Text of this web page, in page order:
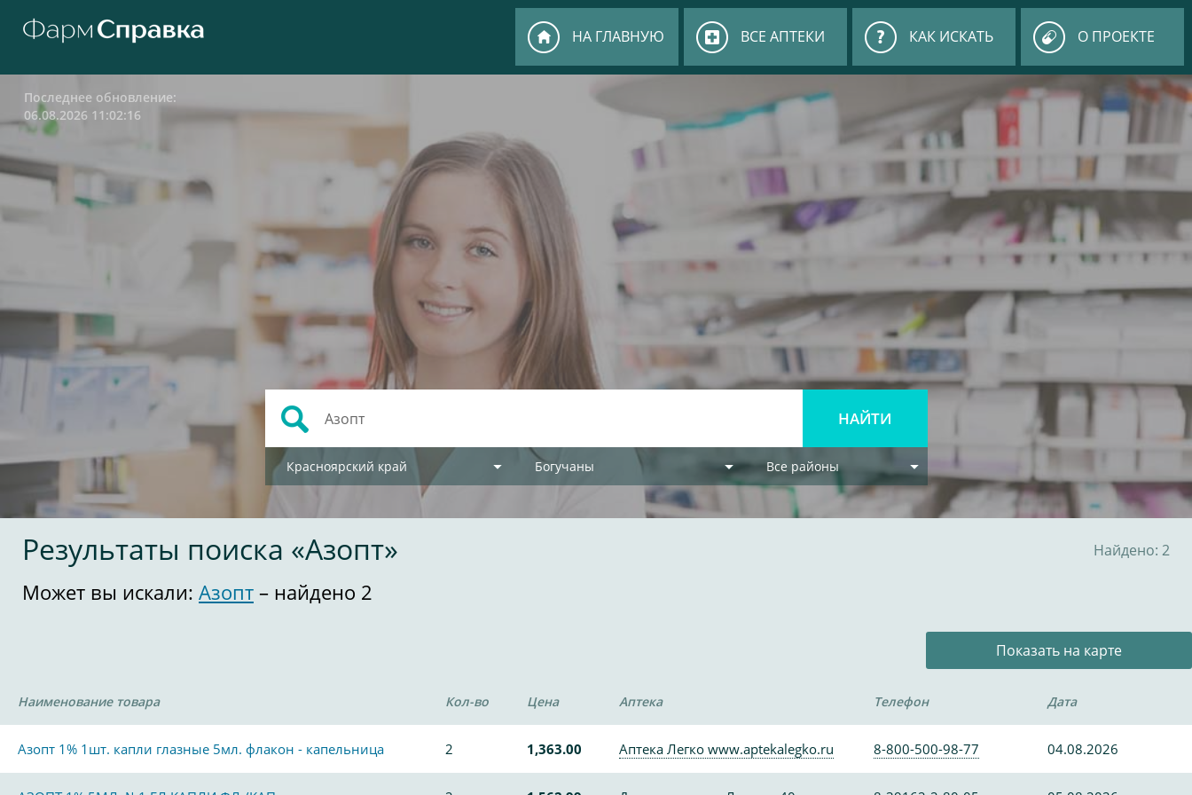
НА ГЛАВНУЮ ВСЕ АПТЕКИ КАК ИСКАТЬ О ПРОЕКТЕ
Последнее обновление:
06.08.2026 11:02:16
Красноярский край Богучаны Все районы
Результаты поиска «Азопт» Найдено: 2
Может вы искали: Азопт – найдено 2
Показать на карте
Наименование товара Кол-во Цена Аптека Телефон Дата
Азопт 1% 1шт. капли глазные 5мл. флакон - капельница 2 1,363.00 Аптека Легко www.aptekalegko.ru 8-800-500-98-77 04.08.2026